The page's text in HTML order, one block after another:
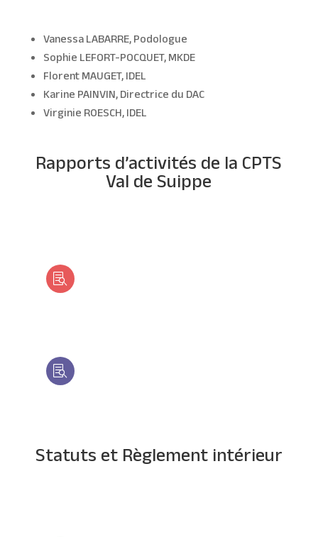
Vanessa LABARRE, Podologue
Sophie LEFORT-POCQUET, MKDE
Florent MAUGET, IDEL
Karine PAINVIN, Directrice du DAC
Virginie ROESCH, IDEL
Rapports d’activités de la CPTS
Val de Suippe


Statuts et Règlement intérieur